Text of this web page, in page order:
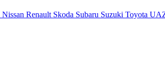
Nissan Renault Skoda Subaru Suzuki Toyota